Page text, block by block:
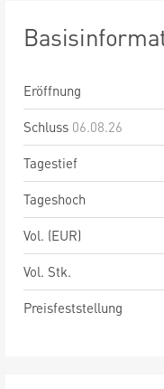
Eröffnung
Schluss 06.08.26
Tagestief
Tageshoch
Vol. (EUR)
Vol. Stk.
Preisfeststellung